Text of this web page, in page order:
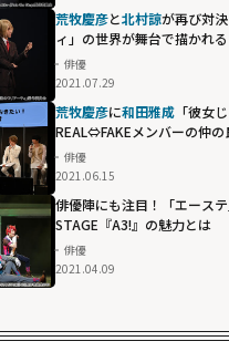
荒牧慶彦と北村諒が再び対
ィ」の世界が舞台で描かれる
俳優
2021.07.29
荒牧慶彦に和田雅成 「彼女
REAL⇔FAKEメンバーの仲の
俳優
2021.06.15
俳優陣にも注目！「エース
STAGE『A3!』の魅力とは
俳優
2021.04.09